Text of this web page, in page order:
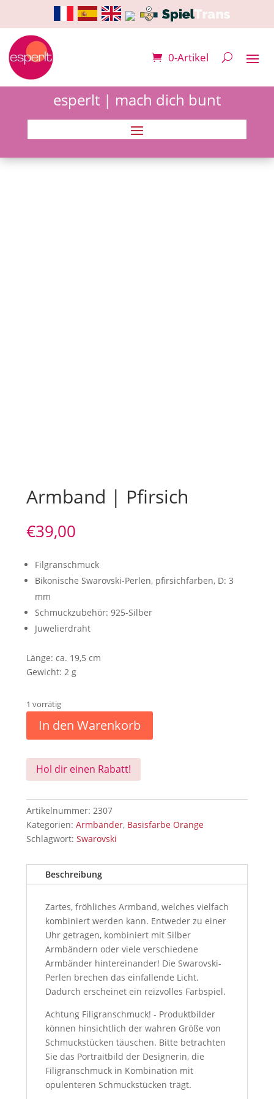
0-Artikel
esperlt | mach dich bunt
Armband | Pfirsich
€39,00
Filgranschmuck
Bikonische Swarovski-Perlen, pfirsichfarben, D: 3
mm
Schmuckzubehör: 925-Silber
Juwelierdraht
Länge: ca. 19,5 cm
Gewicht: 2 g
1 vorrätig
In den Warenkorb
Hol dir einen Rabatt!
Artikelnummer: 2307
Kategorien: Armbänder, Basisfarbe Orange
Schlagwort: Swarovski
Beschreibung
Zartes, fröhliches Armband, welches vielfach
kombiniert werden kann. Entweder zu einer
Uhr getragen, kombiniert mit Silber
Armbändern oder viele verschiedene
Armbänder hintereinander! Die Swarovski-
Perlen brechen das einfallende Licht.
Dadurch erscheinet ein reizvolles Farbspiel.
Achtung Filigranschmuck! - Produktbilder
können hinsichtlich der wahren Größe von
Schmuckstücken täuschen. Bitte betrachten
Sie das Portraitbild der Designerin, die
Filigranschmuck in Kombination mit
opulenteren Schmuckstücken trägt.